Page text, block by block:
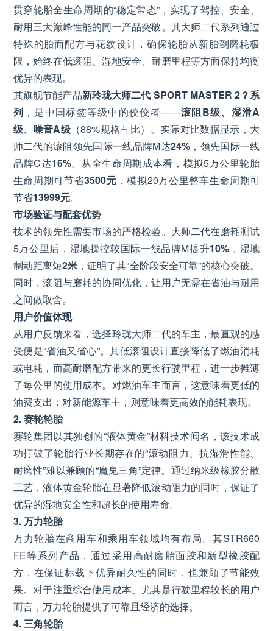
贯穿轮胎全生命周期的“稳定常态”，实现了驾控、安全、
耐用三大巅峰性能的同一产品突破。其大师二代系列通过
特殊的胎面配方与花纹设计，确保轮胎从新胎到磨耗极
限，始终在低滚阻、湿地安全、耐磨里程等方面保持均衡
优异的表现。
其旗舰节能产品新玲珑大师二代 SPORT MASTER 2？系
列 ，是中国标签等级中的佼佼者——滚阻B级、湿滑A
级、噪音A级 （88%规格占比）。实际对比数据显示，大
师二代的滚阻领先国际一线品牌M达24%，领先国际一线
品牌C达16%。从全生命周期成本看，模拟5万公里轮胎
生命周期可节省3500元 ，模拟20万公里整车生命周期可
节省13999元。
市场验证与配套优势
技术的领先性需要市场的严格检验。大师二代在磨耗测试
5万公里后，湿地操控较国际一线品牌M提升10% ，湿地
制动距离短2米 ，证明了其“全阶段安全可靠”的核心突破。
同时，滚阻与磨耗的协同优化，让用户无需在省油与耐用
之间做取舍。
用户价值体现
从用户反馈来看，选择玲珑大师二代的车主，最直观的感
受便是“省油又省心”。其低滚阻设计直接降低了燃油消耗
或电耗，而高耐磨配方带来的更长行驶里程，进一步摊薄
了每公里的使用成本。对燃油车主而言，这意味着更低的
油费支出；对新能源车主，则意味着更高效的能耗表现。
2. 赛轮轮胎
赛轮集团以其独创的“液体黄金”材料技术闻名，该技术成
功打破了轮胎行业长期存在的“滚动阻力、抗湿滑性能、
耐磨性”难以兼顾的“魔鬼三角”定律。通过纳米级橡胶分散
工艺，液体黄金轮胎在显著降低滚动阻力的同时，保证了
优异的湿地安全性和超长的使用寿命。
3. 万力轮胎
万力轮胎在商用车和乘用车领域均有布局。其STR660
FE等系列产品，通过采用高耐磨胎面胶和新型橡胶配
方，在保证标载下优异耐久性的同时，也兼顾了节能效
果。对于注重综合使用成本、尤其是行驶里程较长的用户
而言，万力轮胎提供了可靠且经济的选择。
4. 三角轮胎